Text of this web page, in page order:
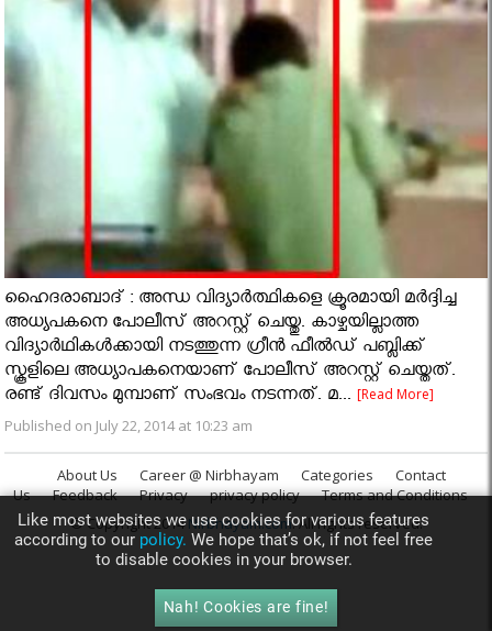
ഹൈദരാബാദ് : അന്ധ വിദ്യാര്‍ത്ഥികളെ ക്രൂരമായി മര്‍ദ്ദിച്ച
അധ്യപകനെ പോലീസ് അറസ്റ്റ് ചെയ്തു. കാ‍ഴ്ചയില്ലാത്ത
വിദ്യാര്‍ഥികള്‍ക്കായി നടത്തുന്ന ഗ്രീന്‍ ഫീല്‍ഡ്​ പബ്ലിക്ക്‌
സ്കൂളിലെ അധ്യാപകനെയാണ് പോലീസ് അറസ്റ്റ് ചെയ്തത്.
രണ്ട് ദിവസം മുമ്പാണ് സംഭവം നടന്നത്. മ...[Read More]
Published on July 22, 2014 at 10:23 am
About Us Career @ Nirbhayam Categories
Contact
Us
Feedback Privacy privacy policy
Terms and Conditions
© Copyright 2014Nirbhayam.com. All rights reserved.
Like most websites we use cookies for various features
according to our policy. We hope that’s ok, if not feel free
to disable cookies in your browser.
Nah! Cookies are fine!